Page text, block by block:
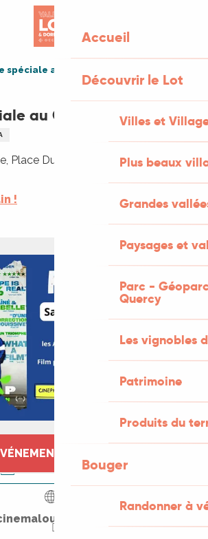
Accueil
Découvrir le Lot
Villes et
Plus beaux
Grandes
Paysages et
Parc -
Quercy
Les vignobles
Patrimoine
Produits du
Bouger
Randonner à
spéciale au Cinéma Louis Malle
au Cinéma Louis Malle
Place Dutours, 46220 Prayssac
!
coordonnées
TERMINÉ
CONTACTEZ-NOUS